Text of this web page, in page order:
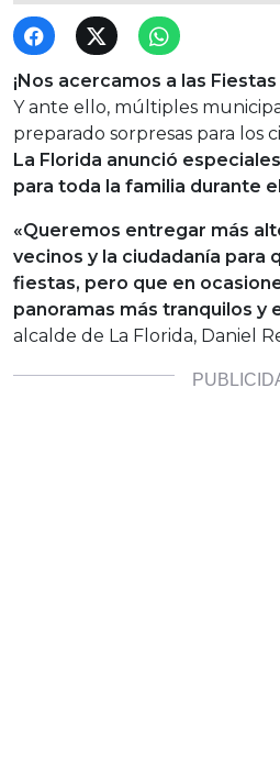
¡Nos acercamos a las
Y ante ello, múltiples
preparado sorpresas para los
La Florida anunció
para toda la familia durante
«Queremos entregar más
vecinos y la ciudadanía para
fiestas, pero que en
panoramas más tranquilos y
alcalde de La Florida, Daniel